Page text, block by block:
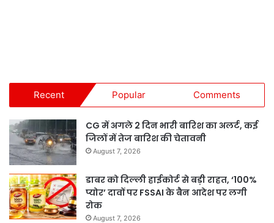
Recent Popular Comments
CG में अगले 2 दिन भारी बारिश का अलर्ट, कई
जिलों में तेज बारिश की चेतावनी
August 7, 2026
डाबर को दिल्ली हाईकोर्ट से बड़ी राहत, ‘100%
प्योर’ दावों पर FSSAI के बैन आदेश पर लगी
रोक
August 7, 2026